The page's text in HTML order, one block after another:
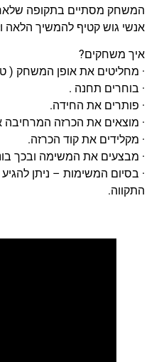
המשחק מסתיים בתקופה
אנשי גוש קטיף להמשיך הלאה
איך משחקים?
· מחליטים את אופן המשחק (
· בוחרים תחנה .
· פותרים את החידה.
· מוצאים את הכרזה המרחיבה
· מקלידים את קוד הכרזה.
· מבצעים את המשימה ובכך
· בסיום המשימות – ניתן
התקווה.